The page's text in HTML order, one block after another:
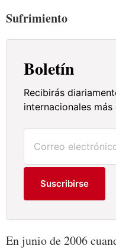
Sufrimiento
Boletín
Recibirás
internacionales
Suscribirse
En junio de 2006